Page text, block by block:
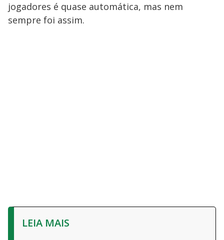
jogadores é quase automática, mas nem
sempre foi assim.
LEIA MAIS